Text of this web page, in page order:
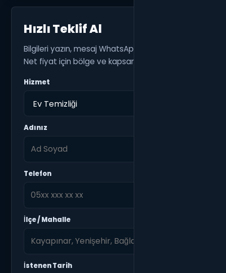
Hızlı Teklif Al
Bilgileri yazın, mesaj WhatsApp'ta hazır açılsın.
Net fiyat için bölge ve kapsam bilgisini ekleyin.
Hizmet
Adınız
Telefon
İlçe / Mahalle
İstenen Tarih